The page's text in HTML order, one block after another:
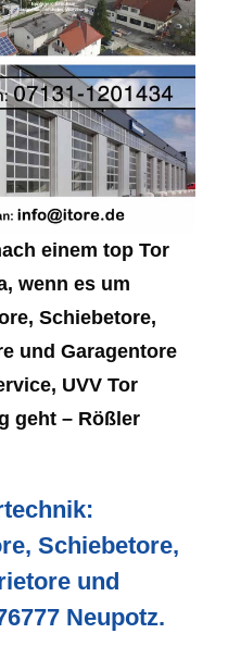
einem top Tor
wenn es um
Schiebetore,
und Garagentore
UVV Tor
geht – Rößler
Schiebetore,
und
Neupotz.